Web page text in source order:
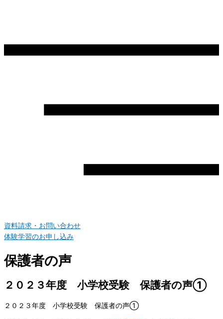
資料請求・お問い合わせ
体験学習のお申し込み
保護者の声
２０２３年度 小学校受験 保護者の声①
２０２３年度 小学校受験 保護者の声①